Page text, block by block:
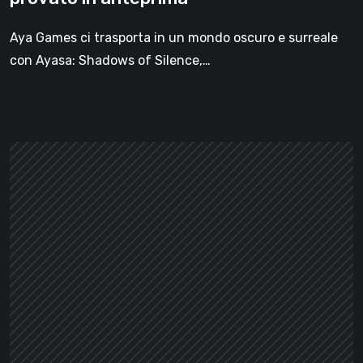
Aya Games ci trasporta in un mondo oscuro e surreale
con Ayasa: Shadows of Silence,…